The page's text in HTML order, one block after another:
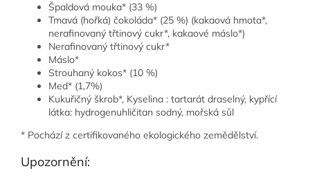
Špaldová mouka* (33 %)
Tmavá (hořká) čokoláda* (25 %) (kakaová hmota*,
nerafinovaný třtinový cukr*, kakaové máslo*)
Nerafinovaný třtinový cukr*
Máslo*
Strouhaný kokos* (10 %)
Med* (1,7%)
Kukuřičný škrob*, Kyselina : tartarát draselný, kypřící
látka: hydrogenuhličitan sodný, mořská sůl
* Pochází z certifikovaného ekologického zemědělství.
Upozornění: